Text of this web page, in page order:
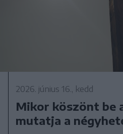
2026. június 16., kedd
Mikor köszönt be
mutatja a